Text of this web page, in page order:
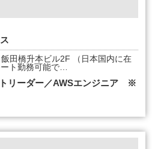
田橋升本ビル2F （日本国内に在
ト勤務可能で…
トリーダー／AWSエンジニア ※